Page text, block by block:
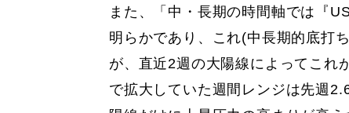
また、「中・長期の時間軸では『
明らかであり、これ(中長期的底打
が、直近2週の大陽線によってこれ
で拡大していた週間レンジは先週